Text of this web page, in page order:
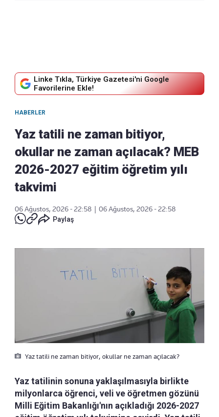
Linke Tıkla, Türkiye Gazetesi'ni Google
Favorilerine Ekle!
HABERLER
Yaz tatili ne zaman bitiyor,
okullar ne zaman açılacak? MEB
2026-2027 eğitim öğretim yılı
takvimi
06 Ağustos, 2026 - 22:58
06 Ağustos, 2026 - 22:58
Paylaş
Yaz tatili ne zaman bitiyor, okullar ne zaman açılacak?
Yaz tatilinin sonuna yaklaşılmasıyla birlikte
milyonlarca öğrenci, veli ve öğretmen gözünü
Milli Eğitim Bakanlığı'nın açıkladığı 2026-2027